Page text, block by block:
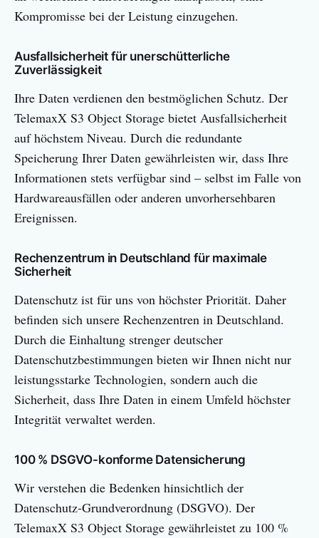
Kompromisse bei der Leistung einzugehen.
Ausfallsicherheit für unerschütterliche
Zuverlässigkeit
Ihre Daten verdienen den bestmöglichen Schutz. Der
TelemaxX S3 Object Storage bietet Ausfallsicherheit
auf höchstem Niveau. Durch die redundante
Speicherung Ihrer Daten gewährleisten wir, dass Ihre
Informationen stets verfügbar sind – selbst im Falle von
Hardwareausfällen oder anderen unvorhersehbaren
Ereignissen.
Rechenzentrum in Deutschland für maximale
Sicherheit
Datenschutz ist für uns von höchster Priorität. Daher
befinden sich unsere Rechenzentren in Deutschland.
Durch die Einhaltung strenger deutscher
Datenschutzbestimmungen bieten wir Ihnen nicht nur
leistungsstarke Technologien, sondern auch die
Sicherheit, dass Ihre Daten in einem Umfeld höchster
Integrität verwaltet werden.
100 % DSGVO-konforme Datensicherung
Wir verstehen die Bedenken hinsichtlich der
Datenschutz-Grundverordnung (DSGVO). Der
TelemaxX S3 Object Storage gewährleistet zu 100 %